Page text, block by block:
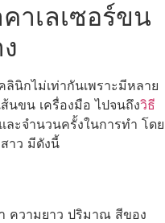
าเลเซอร์ขน
นิกไม่เท่ากันเพราะมีหลาย
นขน เครื่องมือ ไปจนถึงวิธี
ะจำนวนครั้งในการทำ โดย
าว มีดังนี้
ความยาว ปริมาณ สีของ